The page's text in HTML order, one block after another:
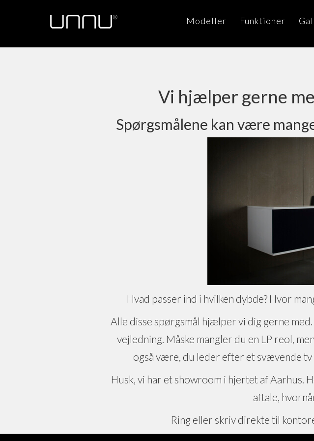
Modeller Funktioner
Vi hjælper gerne
Spørgsmålene kan være
Hvad passer ind i hvilken dybde? Hvor
Alle disse spørgsmål hjælper vi dig gerne
vejledning. Måske mangler du en LP reol,
også være, du leder efter et svævende
Husk, vi har et showroom i hjertet af Aarhus.
aftale,
Ring eller skriv direkte til